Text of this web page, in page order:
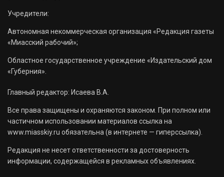
Учредители:
Автономная некоммерческая организация «Редакция газеты
«Миасский рабочий»;
Областное государственное учреждение «Издательский дом
«Губерния».
Главный редактор: Исаева В.А.
Все права защищены и охраняются законом. При полном или
частичном использовании материалов ссылка на
www.miasskiy.ru обязательна (в интернете — гиперссылка).
Редакция не несет ответственности за достоверность
информации, содержащейся в рекламных объявлениях.